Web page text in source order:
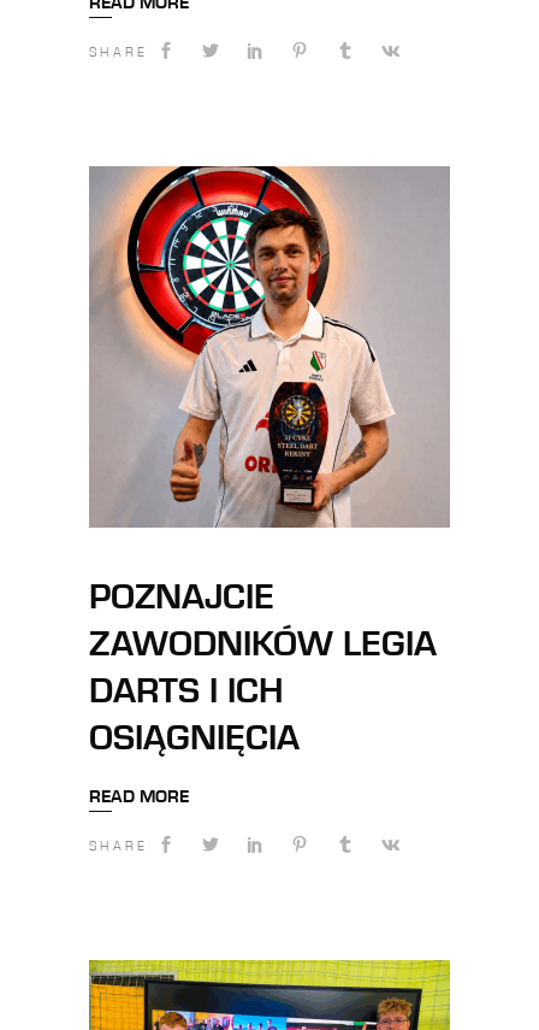
SHARE
POZNAJCIE
ZAWODNIKÓW LEGIA
DARTS I ICH
OSIĄGNIĘCIA
READ MORE
SHARE